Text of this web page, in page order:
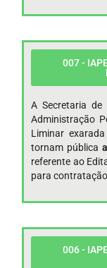
007 -
A Secretaria
Administração
Liminar
tornam pública
referente ao
para
006 -